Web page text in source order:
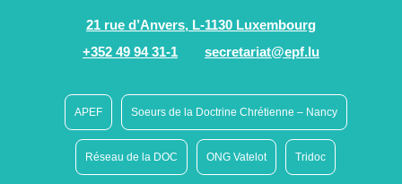
21 rue d’Anvers, L-1130 Luxembourg
+352 49 94 31-1
secretariat@epf.lu
APEF Soeurs de la Doctrine Chrétienne – Nancy
Réseau de la DOC ONG Vatelot Tridoc